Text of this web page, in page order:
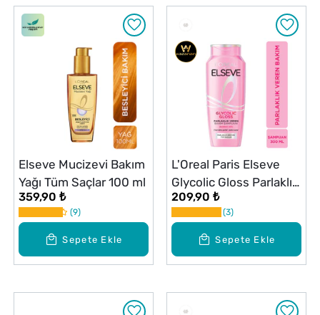
Sepete Ekle
Elseve Mucizevi Bakım
Yağı Tüm Saçlar 100 ml
359,90 ₺
9
Sepete Ekle
L'Oreal Paris Elseve
Glycolic Gloss Parlaklık
Veren Bakım Şampuanı
300 ml
209,90 ₺
3